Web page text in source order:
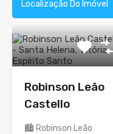
Localização Do Imóvel
Robinson Leão
Castello
🏙️ Robinson Leão